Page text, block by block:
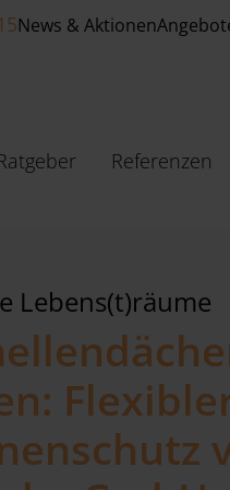
News & Aktionen
Referenzen
Lebens(t)räume